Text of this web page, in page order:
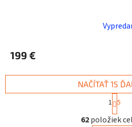
199 €
O
v
NAČÍTAŤ 15
t
r
á
1 5
62položiek